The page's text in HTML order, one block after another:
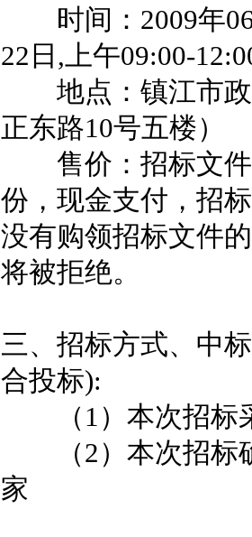
时间：2009年06
22日,上午09:00-
地点：镇江市政
正东路10号五楼）
售价：招标文件
份，现金支付，招
没有购领招标文件
将被拒绝。
三、招标方式、中
合投标):
（1）本次招标
（2）本次招标
家